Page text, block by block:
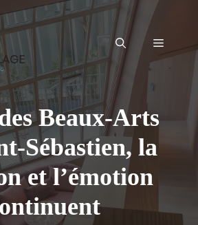
Menu
Beaux-Arts
Sébastien, la
et l’émotion